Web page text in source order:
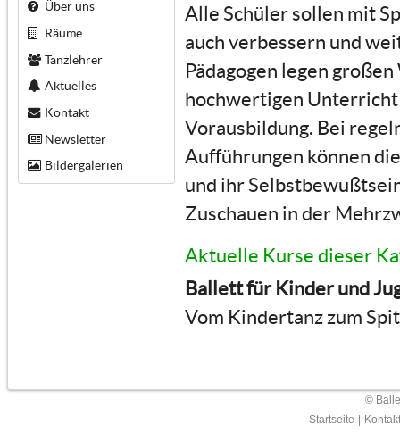
Über uns
Räume
Tanzlehrer
Aktuelles
Kontakt
Newsletter
Bildergalerien
Alle Schüler sollen mit
auch verbessern und
Pädagogen legen
hochwertigen
Vorausbildung. Bei
Aufführungen können
und ihr
Zuschauen in der
Aktuelle Kurse dieser
Ballett für Kinder und
Vom Kindertanz zum
©
Startseite
Kontakt